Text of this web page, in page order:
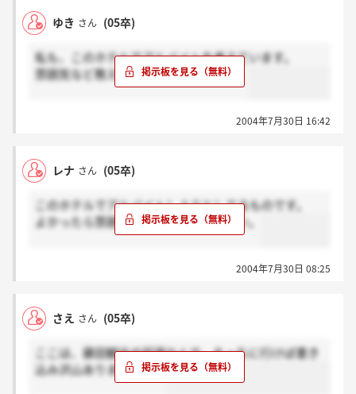
なのでゲストに不快を与えないように心がけました。
たとえば某国産老舗ホテルを訪ねた際、ジーパンでは
あまりにも雰囲気がちがいますよね？
このホテルはジーパンのはいたような人がゲストに多
いのかというあまりいい印象を抱かないゲストの方も
アルバイトとはいえ、ホテルに面接に行くときはホテ
ルで働くことになりえるスタッフだということを考え
か？それとも当たり前なんでしょうか、アドバイスお
願いします
ゆき さん (05卒)
私も、このホテルでアルバイトを考えています。
雰囲気など教えて頂けたら嬉しいです。
2004年7月30日 16:42
レナ さん (05卒)
このホテルでアルバイトしようとしてるものです。
よかったら雰囲気などおしえてください。
2004年7月30日 08:25
さえ さん (05卒)
ここは、藤田観光の採用なんで、そっちに行けば書き
込み沢山ありますよ～。